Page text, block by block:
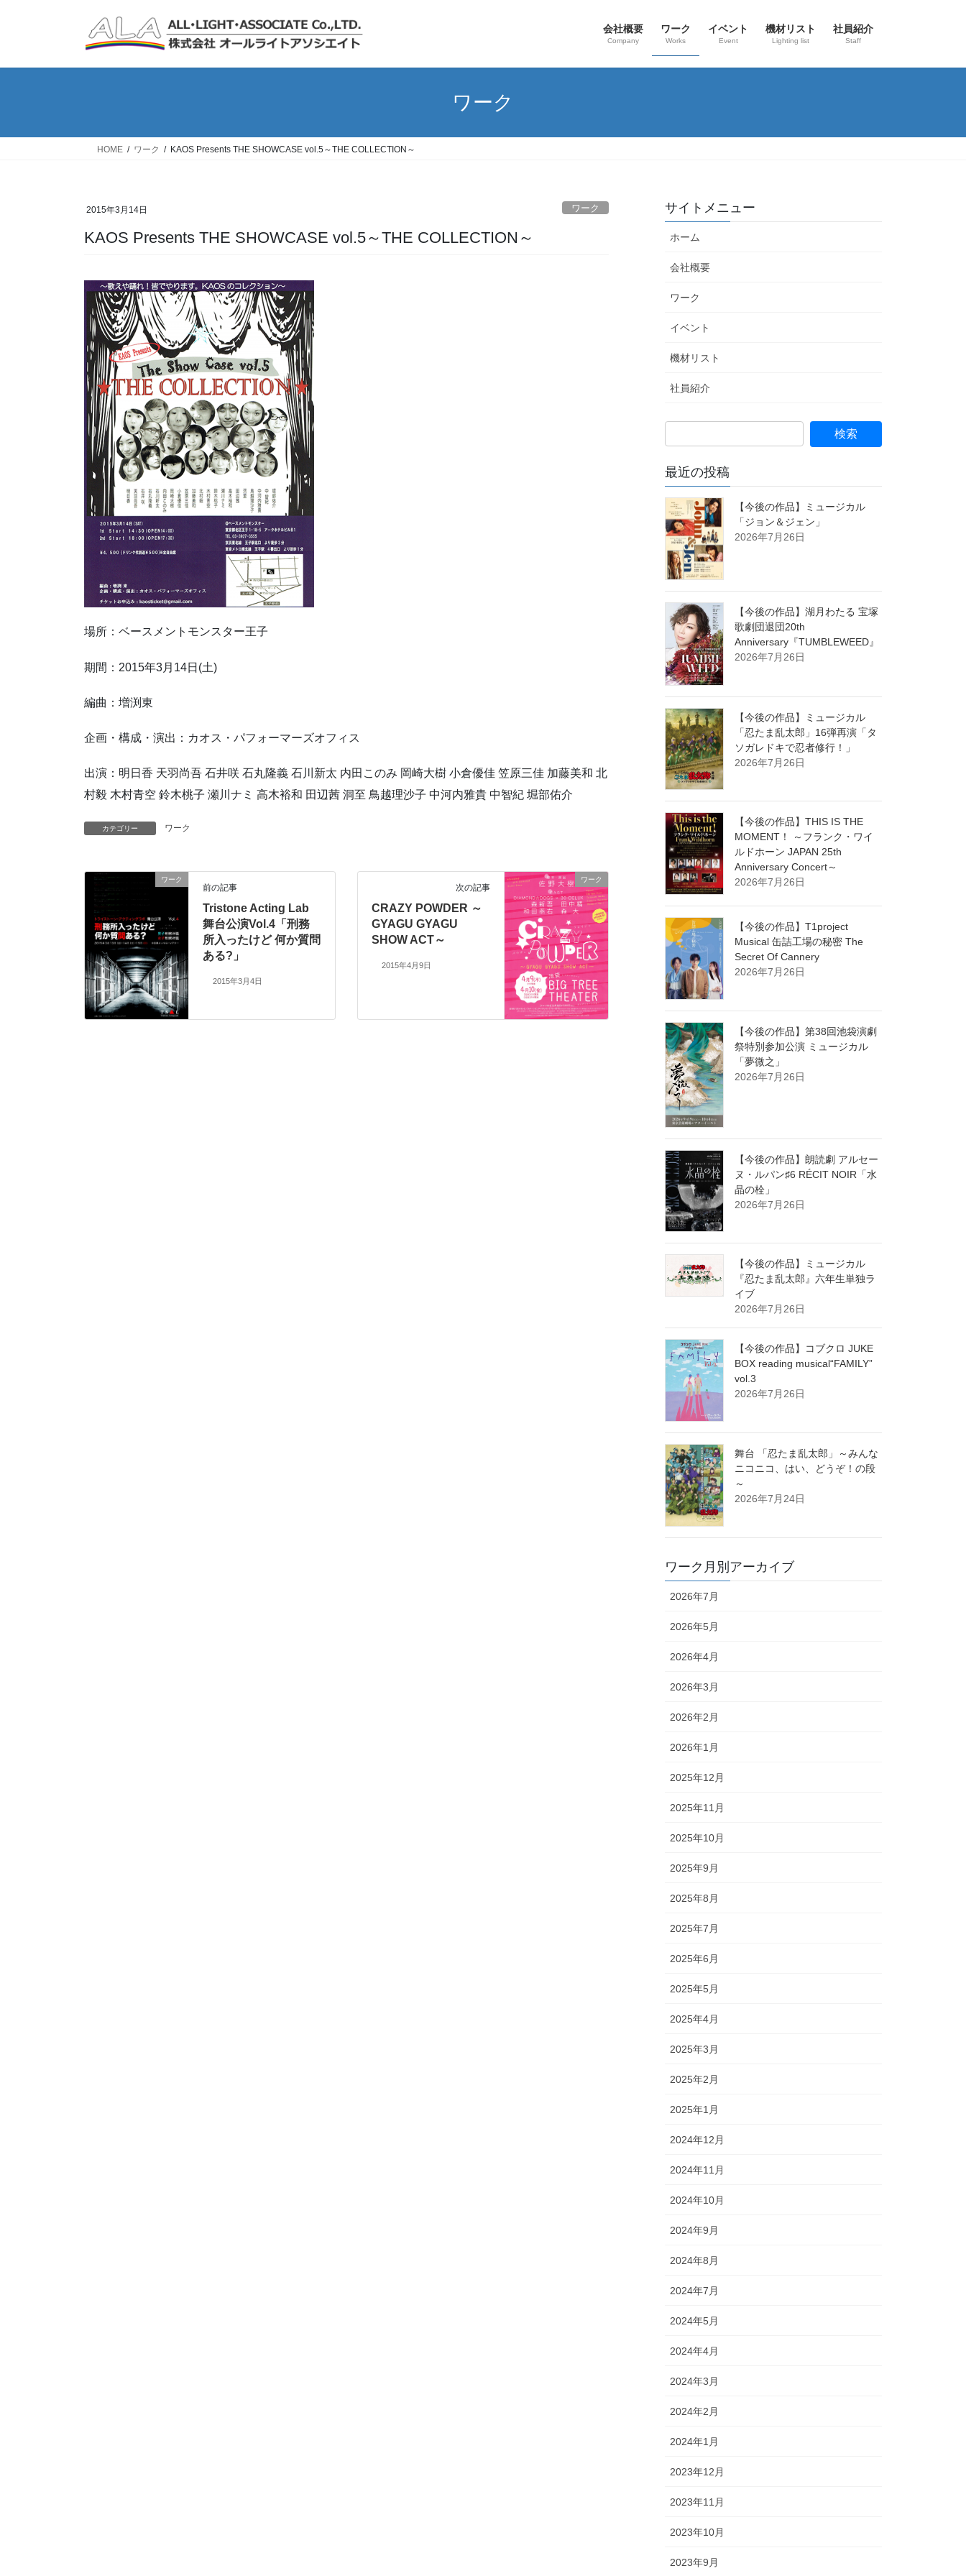
会社概要
Company
ワーク
Works
イベント
Event
機材リスト
Lighting list
社員紹介
Staff
ワーク
HOME ワーク KAOS Presents THE SHOWCASE vol.5～THE COLLECTION～
2015年3月14日 ワーク
KAOS Presents THE SHOWCASE vol.5～THE COLLECTION～
場所：ベースメントモンスター王子
期間：2015年3月14日(土)
編曲：増渕東
企画・構成・演出：カオス・パフォーマーズオフィス
出演：明日香 天羽尚吾 石井咲 石丸隆義 石川新太 内田このみ 岡崎大樹 小倉優佳 笠原三佳 加藤美和 北
村毅 木村青空 鈴木桃子 瀬川ナミ 高木裕和 田辺茜 洞至 鳥越理沙子 中河内雅貴 中智紀 堀部佑介
カテゴリー ワーク
ワーク
前の記事
Tristone Acting Lab
舞台公演Vol.4「刑務
所入ったけど 何か質問
ある?」
2015年3月4日
ワーク
次の記事
CRAZY POWDER ～
GYAGU GYAGU
SHOW ACT～
2015年4月9日
サイトメニュー
ホーム
会社概要
ワーク
イベント
機材リスト
社員紹介
最近の投稿
【今後の作品】ミュージカル
「ジョン＆ジェン」
2026年7月26日
【今後の作品】湖月わたる 宝塚
歌劇団退団20th
Anniversary『TUMBLEWEED』
2026年7月26日
【今後の作品】ミュージカル
「忍たま乱太郎」16弾再演「タ
ソガレドキで忍者修行！」
2026年7月26日
【今後の作品】THIS IS THE
MOMENT！ ～フランク・ワイ
ルドホーン JAPAN 25th
Anniversary Concert～
2026年7月26日
【今後の作品】T1project
Musical 缶詰工場の秘密 The
Secret Of Cannery
2026年7月26日
【今後の作品】第38回池袋演劇
祭特別参加公演 ミュージカル
「夢微之」
2026年7月26日
【今後の作品】朗読劇 アルセー
ヌ・ルパン♯6 RÉCIT NOIR「水
晶の栓」
2026年7月26日
【今後の作品】ミュージカル
『忍たま乱太郎』六年生単独ラ
イブ
2026年7月26日
【今後の作品】コブクロ JUKE
BOX reading musical“FAMILY”
vol.3
2026年7月26日
舞台 「忍たま乱太郎」～みんな
ニコニコ、はい、どうぞ！の段
～
2026年7月24日
ワーク月別アーカイブ
2026年7月
2026年5月
2026年4月
2026年3月
2026年2月
2026年1月
2025年12月
2025年11月
2025年10月
2025年9月
2025年8月
2025年7月
2025年6月
2025年5月
2025年4月
2025年3月
2025年2月
2025年1月
2024年12月
2024年11月
2024年10月
2024年9月
2024年8月
2024年7月
2024年5月
2024年4月
2024年3月
2024年2月
2024年1月
2023年12月
2023年11月
2023年10月
2023年9月